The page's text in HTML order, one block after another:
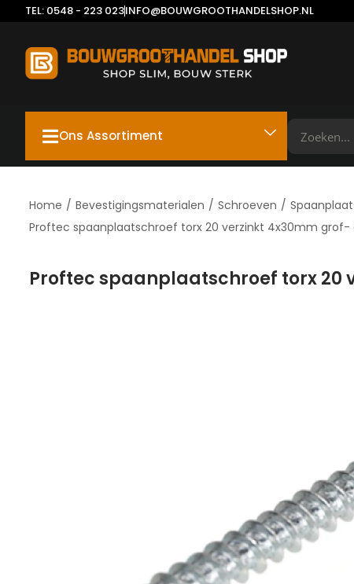
TEL: 0548 - 223 023INFO@BOUWGROOTHANDELSHOP.NL
Ons Assortiment
Home / Bevestigingsmaterialen / Schroeven /
Proftec spaanplaatschroef torx 20 verzinkt 4x30mm
Proftec spaanplaatschroef torx 20